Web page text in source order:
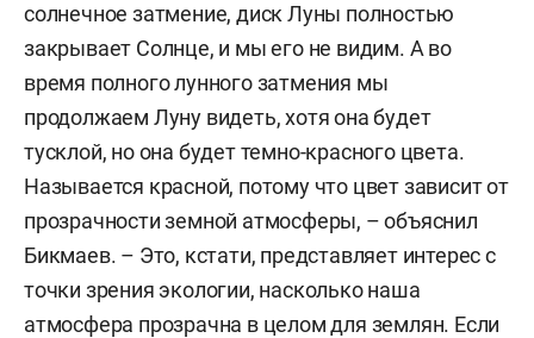
солнечное затмение, диск Луны полностью
закрывает Солнце, и мы его не видим. А во
время полного лунного затмения мы
продолжаем Луну видеть, хотя она будет
тусклой, но она будет темно-красного цвета.
Называется красной, потому что цвет зависит от
прозрачности земной атмосферы, – объяснил
Бикмаев. – Это, кстати, представляет интерес с
точки зрения экологии, насколько наша
атмосфера прозрачна в целом для землян. Если